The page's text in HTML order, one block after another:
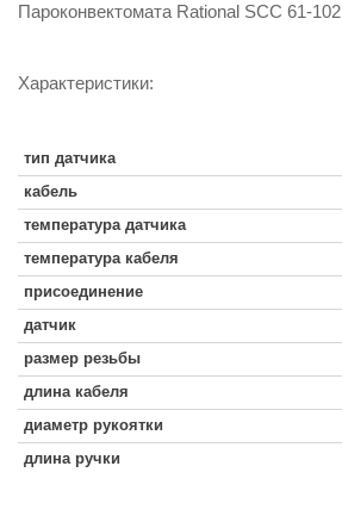
Пароконвектомата Rational SCC 61-102
Характеристики:
тип датчика
кабель
температура датчика
температура кабеля
присоединение
датчик
размер резьбы
длина кабеля
диаметр рукоятки
длина ручки